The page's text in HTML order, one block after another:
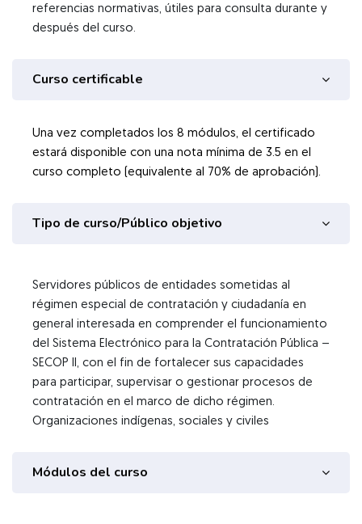
referencias normativas, útiles para consulta durante y
después del curso.
Curso certificable
Una vez completados los 8 módulos, el certificado
estará disponible con una nota mínima de 3.5 en el
curso completo (equivalente al 70% de aprobación).
Tipo de curso/Público objetivo
Servidores públicos de entidades sometidas al
régimen especial de contratación y ciudadanía en
general interesada en comprender el funcionamiento
del Sistema Electrónico para la Contratación Pública –
SECOP II, con el fin de fortalecer sus capacidades
para participar, supervisar o gestionar procesos de
contratación en el marco de dicho régimen.
Organizaciones indígenas, sociales y civiles
Módulos del curso